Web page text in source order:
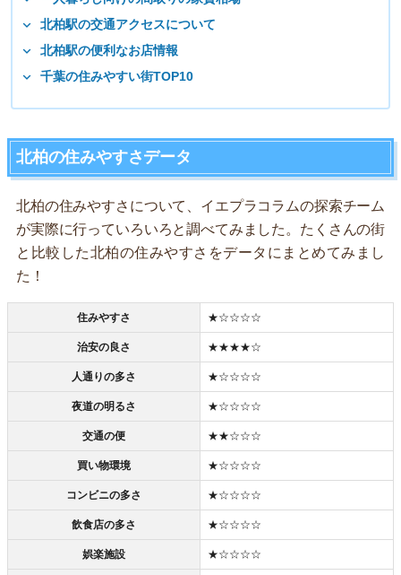
北柏駅の交通アクセスについて
北柏駅の便利なお店情報
千葉の住みやすい街TOP10
北柏の住みやすさデータ
北柏の住みやすさについて、イエプラコラムの探索チーム
が実際に行っていろいろと調べてみました。たくさんの街
と比較した北柏の住みやすさをデータにまとめてみまし
た！
住みやすさ ★☆☆☆☆
治安の良さ ★★★★☆
人通りの多さ ★☆☆☆☆
夜道の明るさ ★☆☆☆☆
交通の便 ★★☆☆☆
買い物環境 ★☆☆☆☆
コンビニの多さ ★☆☆☆☆
飲食店の多さ ★☆☆☆☆
娯楽施設 ★☆☆☆☆